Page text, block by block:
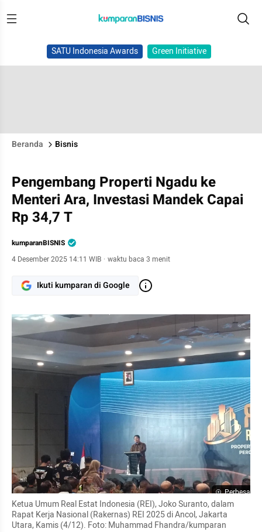
SATU Indonesia Awards Green Initiative
Beranda Bisnis
Pengembang Properti Ngadu ke
Menteri Ara, Investasi Mandek Capai
Rp 34,7 T
kumparanBISNIS
4 Desember 2025 14:11 WIB · waktu baca 3 menit
Ikuti kumparan di Google
Perbesar
Ketua Umum Real Estat Indonesia (REI), Joko Suranto, dalam
Rapat Kerja Nasional (Rakernas) REI 2025 di Ancol, Jakarta
Utara, Kamis (4/12). Foto: Muhammad Fhandra/kumparan